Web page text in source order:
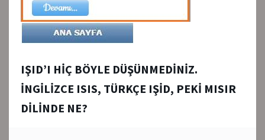
IŞID’I HİÇ BÖYLE DÜŞÜNMEDİNİZ.
İNGİLİZCE ISIS, TÜRKÇE IŞİD, PEKİ MISIR
DİLİNDE NE?